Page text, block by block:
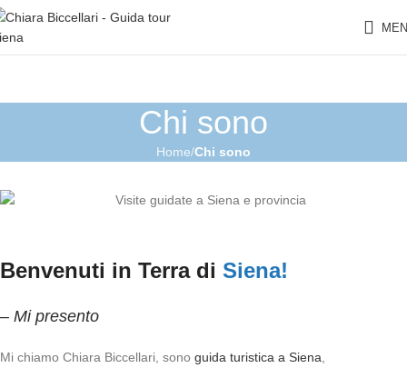
Chi sono
Home Chi sono
Benvenuti in Terra di Siena!
– Mi presento
Mi chiamo Chiara Biccellari, sono guida turistica a Siena,